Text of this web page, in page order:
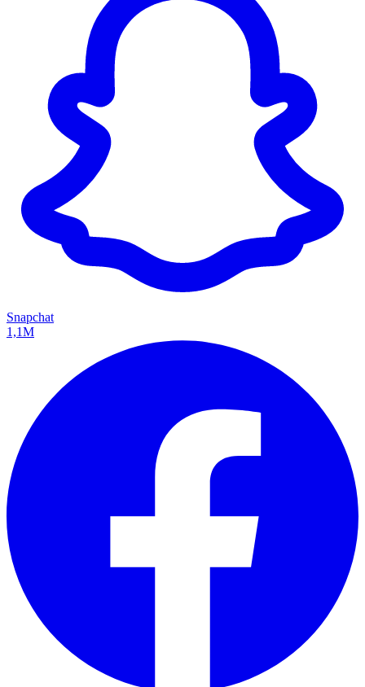
Snapchat
1,1M